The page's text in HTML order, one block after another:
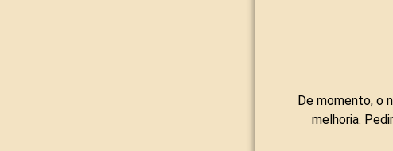
De momento, o
melhoria.